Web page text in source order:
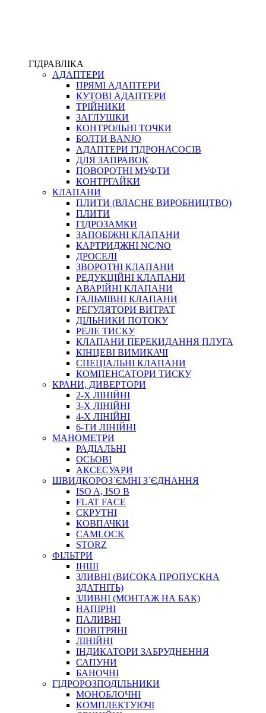
ФІТИНГИ ДІАГНОСТИЧНІ
АКСЕСУАРИ
ТРУБКИ ТА КОМПЛЕКТУЮЧІ
ФІТИНГИ ГІДРАВЛІЧНІ
ФІТИНГИ КОНДИЦІОНЕРНІ
ЗАХИСТ РУКАВІВ
ФІТИНГИ KARCHER
ФІТИНГИ НА ПІДЙОМ КАБІНИ
КОНЕКТОРИ
ХОМУТИ
ЧЕРВ`ЯЧНІ
ПРУЖИННІ
НЕЙЛОНОВІ
ПРОРЕЗИНЕНІ
АВТОТОВАРИ
АВТОХІМІЯ
ДОМКРАТИ
НАБОРИ ЗАПОБІЖНИКІВ, КЛЕМ, АКСЕСУАРІВ
НАСОСИ, КОМПРЕСОРИ, МАНОМЕТРИ
ПАСТА, АНТИСЕПТИК
ІНСТРУМЕНТ
САДОВИЙ ІНВЕНТАР
ЕЛЕКТРИЧНІ ПРИЛАДИ
ПАЛЬНИКИ, ПАЯЛЬНИКИ, ПАЯЛЬНІ ЛАМПИ
ІНСТРУМЕНТИ ДЛЯ ЕЛЕКТРИКА
ЕЛЕКТРОІНСТРУМЕНТИ
ЗАМКИ І КОМПЛЕКТУЮЧІ
ІНСТРУМЕНТИ ДЛЯ ЗВАРЮВАННЯ, АКСЕСУАРИ
ГІДРАВЛІКА
АДАПТЕРИ
ПРЯМІ АДАПТЕРИ
КУТОВІ АДАПТЕРИ
ТРІЙНИКИ
ЗАГЛУШКИ
КОНТРОЛЬНІ ТОЧКИ
БОЛТИ BANJO
АДАПТЕРИ ГІДРОНАСОСІВ
ДЛЯ ЗАПРАВОК
ПОВОРОТНІ МУФТИ
КОНТРГАЙКИ
КЛАПАНИ
ПЛИТИ (ВЛАСНЕ ВИРОБНИЦТВО)
ПЛИТИ
ГІДРОЗАМКИ
ЗАПОБІЖНІ КЛАПАНИ
КАРТРИДЖНІ NC/NO
ДРОСЕЛІ
ЗВОРОТНІ КЛАПАНИ
РЕДУКЦІЙНІ КЛАПАНИ
АВАРІЙНІ КЛАПАНИ
ГАЛЬМІВНІ КЛАПАНИ
РЕГУЛЯТОРИ ВИТРАТ
ДІЛЬНИКИ ПОТОКУ
РЕЛЕ ТИСКУ
КЛАПАНИ ПЕРЕКИДАННЯ ПЛУГА
КІНЦЕВІ ВИМИКАЧІ
СПЕЦІАЛЬНІ КЛАПАНИ
КОМПЕНСАТОРИ ТИСКУ
КРАНИ, ДИВЕРТОРИ
2-Х ЛІНІЙНІ
3-Х ЛІНІЙНІ
4-Х ЛІНІЙНІ
6-ТИ ЛІНІЙНІ
МАНОМЕТРИ
РАДІАЛЬНІ
ОСЬОВІ
АКСЕСУАРИ
ШВИДКОРОЗ`ЄМНІ З`ЄДНАННЯ
ISO A, ISO B
FLAT FACE
СКРУТНІ
КОВПАЧКИ
CAMLOCK
STORZ
ФІЛЬТРИ
ІНШІ
ЗЛИВНІ (ВИСОКА ПРОПУСКНА
ЗДАТНІТЬ)
ЗЛИВНІ (МОНТАЖ НА БАК)
НАПІРНІ
ПАЛИВНІ
ПОВІТРЯНІ
ЛІНІЙНІ
ІНДИКАТОРИ ЗАБРУДНЕННЯ
САПУНИ
БАНОЧНІ
ГІДРОРОЗПОДІЛЬНИКИ
МОНОБЛОЧНІ
КОМПЛЕКТУЮЧІ